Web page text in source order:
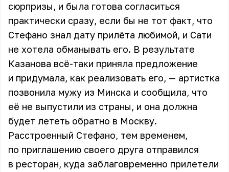
сюрпризы, и была готова согласиться
практически сразу, если бы не тот факт, что
Стефано знал дату прилёта любимой, и Сати
не хотела обманывать его. В результате
Казанова всё-таки приняла предложение
и придумала, как реализовать его, — артистка
позвонила мужу из Минска и сообщила, что
её не выпустили из страны, и она должна
будет лететь обратно в Москву.
Расстроенный Стефано, тем временем,
по приглашению своего друга отправился
в ресторан, куда заблаговременно прилетели